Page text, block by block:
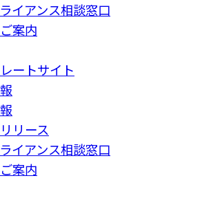
イアンス相談窓⼝
案内
ートサイト
リース
イアンス相談窓⼝
案内